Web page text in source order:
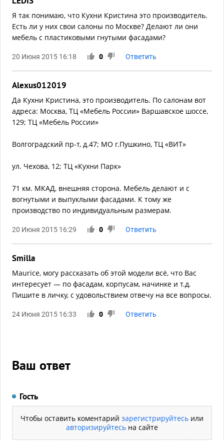
Я так понимаю, что Кухни Кристина это производитель.
Есть ли у них свои салоны по Москве? Делают ли они
мебель с пластиковыми гнутыми фасадами?
20 Июня 2015 16:18 0 Ответить
Alexus012019
Да Кухни Кристина, это производитель. По салонам вот
адреса: Москва, ТЦ «Мебель России» Варшавское шоссе,
129; ТЦ «Мебель России»
Волгоградский пр-т, д.47; МО г.Пушкино, ТЦ «ВИТ»
ул. Чехова, 12; ТЦ «Кухни Парк»
71 км. МКАД, внешняя сторона. Мебель делают и с
вогнутыми и выпуклыми фасадами. К тому же
производство по индивидуальным размерам.
20 Июня 2015 16:29 0 Ответить
Smilla
Maurice, могу рассказать об этой модели всё, что Вас
интересует — по фасадам, корпусам, начинке и т.д.
Пишите в личку, с удовольствием отвечу на все вопросы.
24 Июня 2015 16:33 0 Ответить
Ваш ответ
Гость
Чтобы оставить коментарий зарегистрируйтесь или
авторизируйтесь на сайте